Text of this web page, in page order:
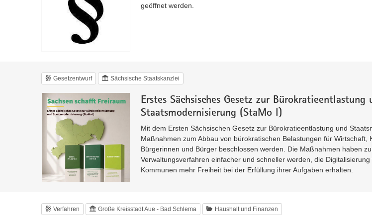
geöffnet werden.
Gesetzentwurf Sächsische Staatskanzlei
Erstes Sächsisches Gesetz zur Bürokratieentlastung
Staatsmodernisierung (StaMo I)
Mit dem Ersten Sächsischen Gesetz zur Bürokratieentlastung und
Maßnahmen zum Abbau von bürokratischen Belastungen für Wirtschaft,
Bürgerinnen und Bürger beschlossen werden. Die Maßnahmen haben
Verwaltungsverfahren einfacher und schneller werden, die
Kommunen mehr Freiheit bei der Erfüllung ihrer Aufgaben erhalten.
Verfahren Große Kreisstadt Aue - Bad Schlema Haushalt und Finanzen